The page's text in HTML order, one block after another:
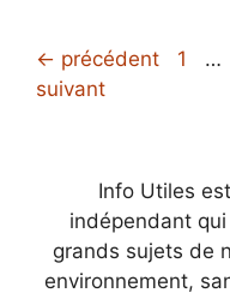
← précédent Page
1 …
suivant
Info Utiles
indépendant
grands sujets de
environnement,